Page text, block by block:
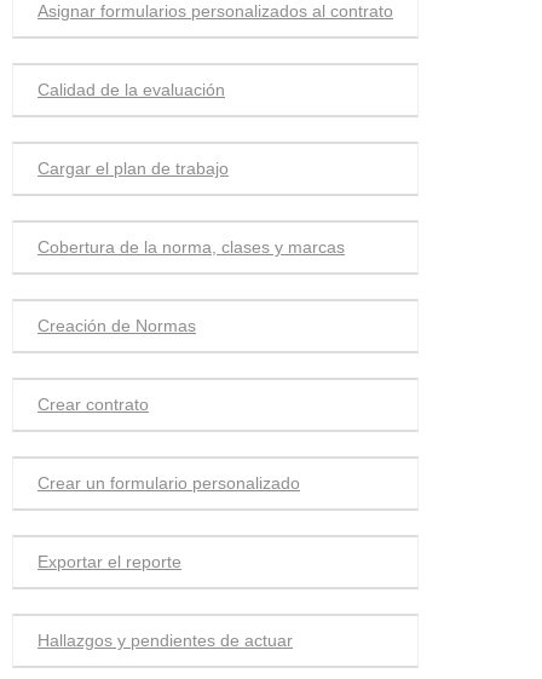
Asignar formularios personalizados al contrato
Calidad de la evaluación
Cargar el plan de trabajo
Cobertura de la norma, clases y marcas
Creación de Normas
Crear contrato
Crear un formulario personalizado
Exportar el reporte
Hallazgos y pendientes de actuar